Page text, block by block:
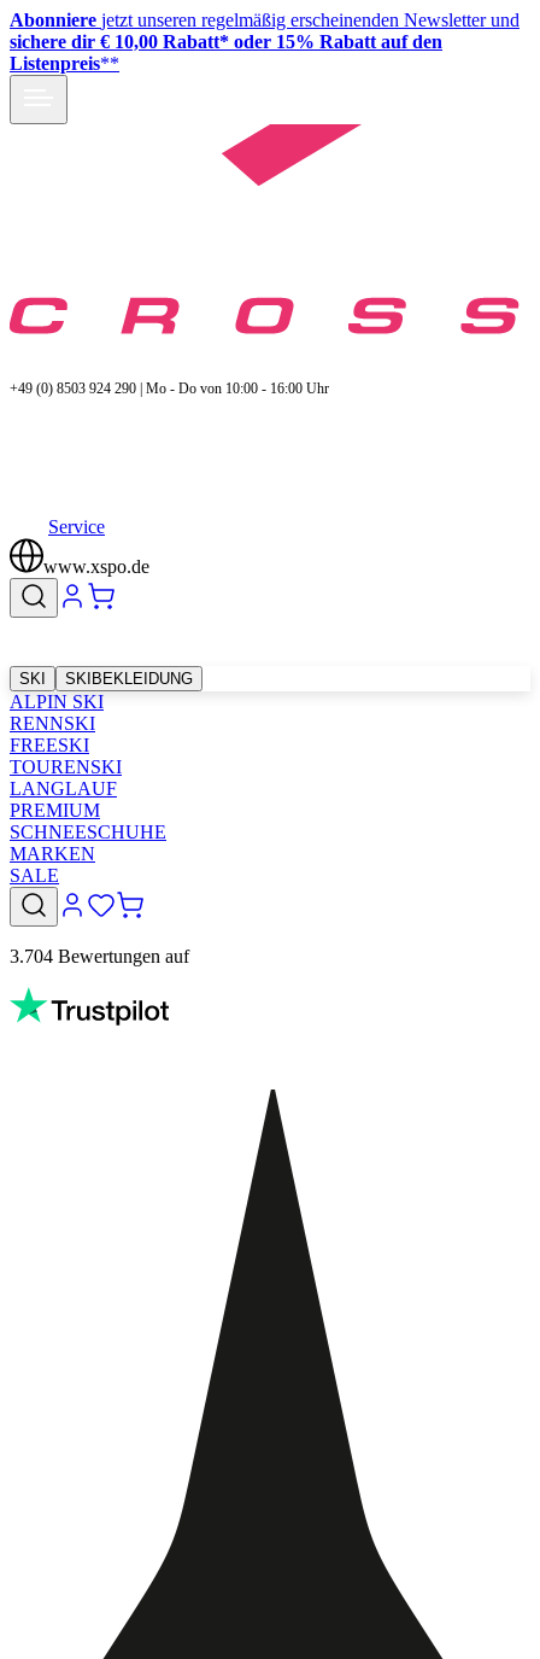
Abonniere jetzt unseren regelmäßig erscheinenden Newsletter und
sichere dir € 10,00 Rabatt* oder 15% Rabatt auf den
Listenpreis**
+49 (0) 8503 924 290 | Mo - Do von 10:00 - 16:00 Uhr
Service
www.xspo.de
SKI SKIBEKLEIDUNG
ALPIN SKI
RENNSKI
FREESKI
TOURENSKI
LANGLAUF
PREMIUM
SCHNEESCHUHE
MARKEN
SALE
3.704 Bewertungen auf